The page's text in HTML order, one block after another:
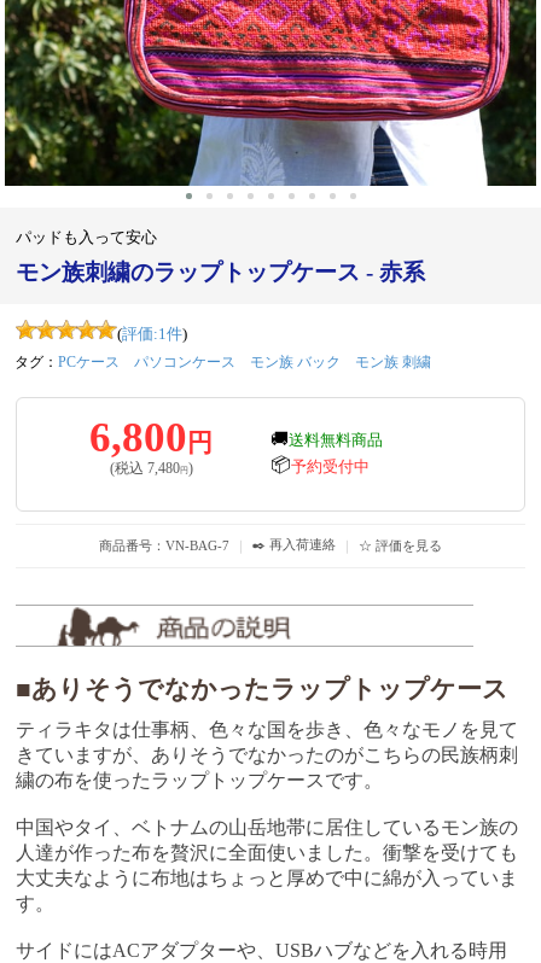
パッドも入って安心
モン族刺繍のラップトップケース - 赤系
(評価:1件)
タグ： PCケース パソコンケース モン族 バック モン族 刺繍
6,800 円
(税込 7,480円)
🚚送料無料商品
📦予約受付中
商品番号：VN-BAG-7 ｜ ✒️ 再入荷連絡 ｜ ☆ 評価を見る
■ありそうでなかったラップトップケース
ティラキタは仕事柄、色々な国を歩き、色々なモノを見て
きていますが、ありそうでなかったのがこちらの民族柄刺
繍の布を使ったラップトップケースです。
中国やタイ、ベトナムの山岳地帯に居住しているモン族の
人達が作った布を贅沢に全面使いました。衝撃を受けても
大丈夫なように布地はちょっと厚めで中に綿が入っていま
す。
サイドにはACアダプターや、USBハブなどを入れる時用